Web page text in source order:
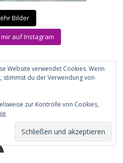
Bilder
mir auf Instagram
meinen Blog
Website verwendet Cookies. Wenn
stimmst du der Verwendung von
zur Kontrolle von Cookies,